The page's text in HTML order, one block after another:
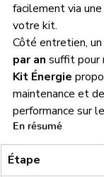
facilement via une
votre kit.
Côté entretien,
par an suffit pour
Kit Énergie
maintenance et
performance sur
En résumé
Étape